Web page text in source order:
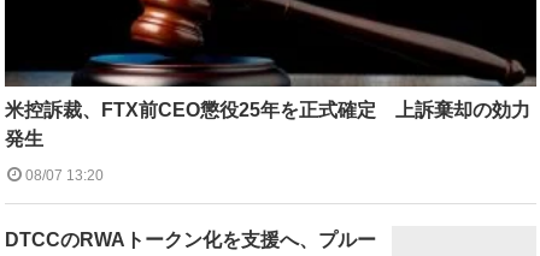
米控訴裁、FTX前CEO懲役25年を正式確定 上訴棄却の効力
発生
08/07 13:20
DTCCのRWAトークン化を支援へ、プルー